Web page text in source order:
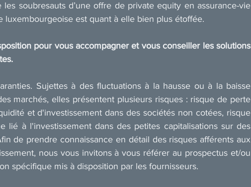
les soubresauts d’une offre de private equity en assurance-vie
luxembourgeoise est quant à elle bien plus étoffée.
pour vous accompagner et vous conseiller les solutions
Sujettes à des fluctuations à la hausse ou à la baisse
marchés, elles présentent plusieurs risques : risque de perte
et d'investissement dans des sociétés non cotées, risque
lié à l'investissement dans des petites capitalisations sur des
de prendre connaissance en détail des risques afférents aux
nous vous invitons à vous référer au prospectus et/ou
spécifique mis à disposition par les fournisseurs.